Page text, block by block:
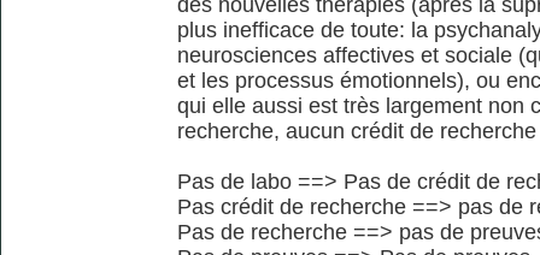
des nouvelles thérapies (après la
plus inefficace de toute: la
neurosciences affectives et sociale
et les processus émotionnels), ou
qui elle aussi est très largement non
recherche, aucun crédit de
Pas de labo ==> Pas de crédit de
Pas crédit de recherche ==> pas de
Pas de recherche ==> pas de